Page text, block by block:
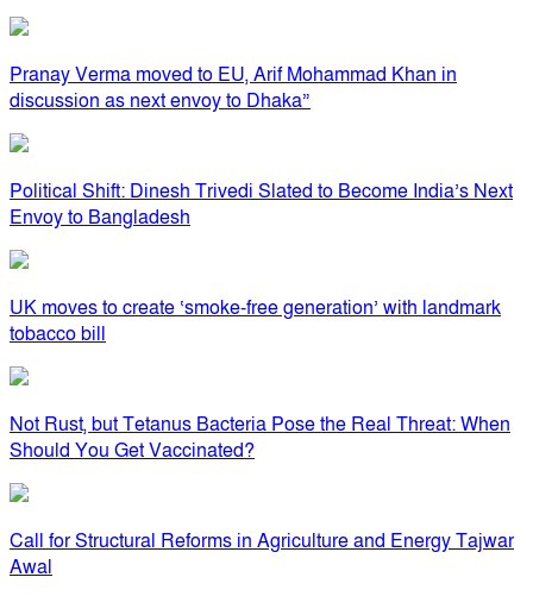
Pranay Verma moved to EU, Arif Mohammad Khan in
discussion as next envoy to Dhaka”
Political Shift: Dinesh Trivedi Slated to Become India’s Next
Envoy to Bangladesh
UK moves to create ‘smoke-free generation’ with landmark
tobacco bill
Not Rust, but Tetanus Bacteria Pose the Real Threat: When
Should You Get Vaccinated?
Call for Structural Reforms in Agriculture and Energy Tajwar
Awal